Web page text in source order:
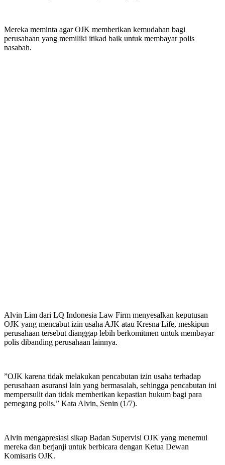
Mereka meminta agar OJK memberikan kemudahan bagi
perusahaan yang memiliki itikad baik untuk membayar polis
nasabah.
Alvin Lim dari LQ Indonesia Law Firm menyesalkan keputusan
OJK yang mencabut izin usaha AJK atau Kresna Life, meskipun
perusahaan tersebut dianggap lebih berkomitmen untuk membayar
polis dibanding perusahaan lainnya.
”OJK karena tidak melakukan pencabutan izin usaha terhadap
perusahaan asuransi lain yang bermasalah, sehingga pencabutan ini
mempersulit dan tidak memberikan kepastian hukum bagi para
pemegang polis.” Kata Alvin, Senin (1/7).
Alvin mengapresiasi sikap Badan Supervisi OJK yang menemui
mereka dan berjanji untuk berbicara dengan Ketua Dewan
Komisaris OJK.